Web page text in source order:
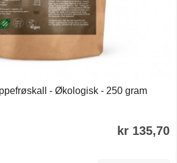
- Økologisk - 250 gram
kr 135,70